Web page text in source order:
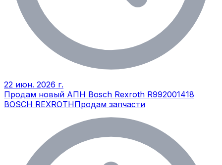
22 июн. 2026 г.
Продам новый АПН Bosch Rexroth R992001418
BOSCH REXROTHПродам запчасти